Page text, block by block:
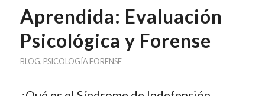
Aprendida: Evaluación
Psicológica y Forense
BLOG, PSICOLOGÍA FORENSE